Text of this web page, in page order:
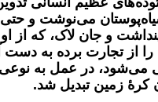
می‌نوشت و حتی
و جان لاک، که از او
از تجارت برده به دست
می‌شود، در عمل به
کرۀ زمین تبدیل شد.